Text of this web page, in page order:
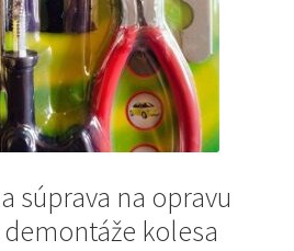
súprava na opravu
kolesa